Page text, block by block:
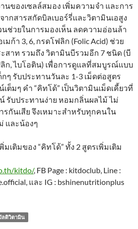
นของเซลล์สมอง เพิ่มความจำ และการ
ากสารสกัดบิลเบอร์รี่และวิตามินเอสูง
นช่วยในการมองเห็น ลดความอ่อนล้า
มก้า 3, 6, กรดโฟลิก (Folic Acid) ช่วย
สาท รวมถึง วิตามินบีรวมอีก 7 ชนิด (บี
ฟลิก, ไบโอติน) เพื่อการดูแลที่สมบูรณ์แบบ
ๆ รับประทานวันละ 1-3 เม็ดต่อสูตร
เต็มๆ คำ “คิทโด้” เป็นวิตามินเม็ดเคี้ยวที่
รับประทานง่าย หอมกลิ่นผลไม้ ไม่
รกันเสีย จึงเหมาะสำหรับทุกคนใน
และน้องๆ
เติมของ “คิทโด้” ทั้ง 2 สูตรเพิ่มเติม
kitdo/, FB Page : kitdoclub, Line :
และ IG : bshinenutritionplus
ลติวิตามิน